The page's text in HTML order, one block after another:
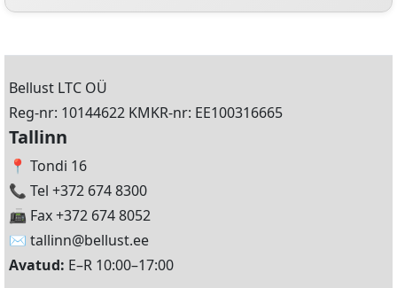
Bellust LTC OÜ
Reg-nr: 10144622 KMKR-nr: EE100316665
Tallinn
📍 Tondi 16
📞 Tel +372 674 8300
📠 Fax +372 674 8052
✉️ tallinn@bellust.ee
Avatud: E–R 10:00–17:00